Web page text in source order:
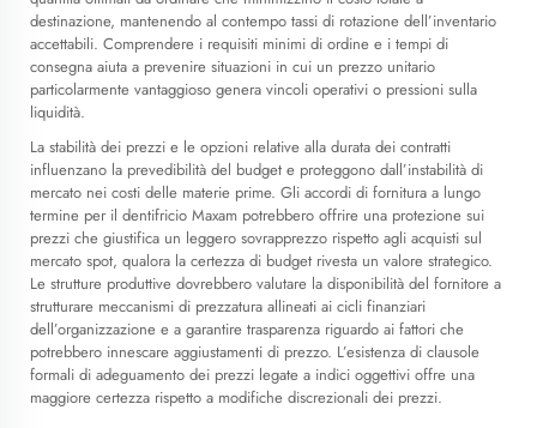
destinazione, mantenendo al contempo tassi di rotazione dell’inventario
accettabili. Comprendere i requisiti minimi di ordine e i tempi di
consegna aiuta a prevenire situazioni in cui un prezzo unitario
particolarmente vantaggioso genera vincoli operativi o pressioni sulla
liquidità.
La stabilità dei prezzi e le opzioni relative alla durata dei contratti
influenzano la prevedibilità del budget e proteggono dall’instabilità di
mercato nei costi delle materie prime. Gli accordi di fornitura a lungo
termine per il dentifricio Maxam potrebbero offrire una protezione sui
prezzi che giustifica un leggero sovrapprezzo rispetto agli acquisti sul
mercato spot, qualora la certezza di budget rivesta un valore strategico.
Le strutture produttive dovrebbero valutare la disponibilità del fornitore a
strutturare meccanismi di prezzatura allineati ai cicli finanziari
dell’organizzazione e a garantire trasparenza riguardo ai fattori che
potrebbero innescare aggiustamenti di prezzo. L’esistenza di clausole
formali di adeguamento dei prezzi legate a indici oggettivi offre una
maggiore certezza rispetto a modifiche discrezionali dei prezzi.